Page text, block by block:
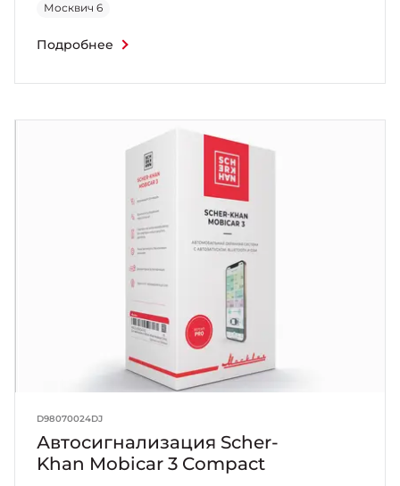
Москвич 6
Подробнее
D98070024DJ
Автосигнализация Scher-
Khan Mobicar 3 Compact